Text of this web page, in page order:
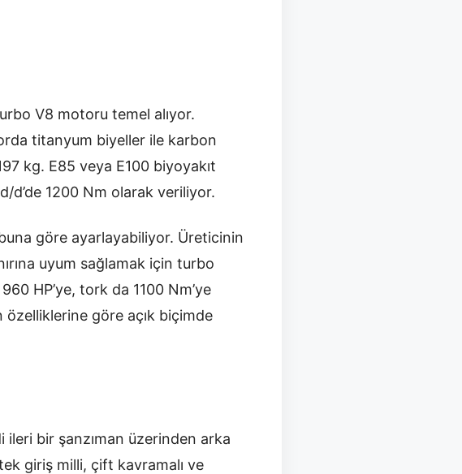
V8 motoru temel alıyor.
titanyum biyeller ile karbon
kg. E85 veya E100 biyoyakıt
d’de 1200 Nm olarak veriliyor.
buna göre ayarlayabiliyor. Üreticinin
uyum sağlamak için turbo
HP’ye, tork da 1100 Nm’ye
özelliklerine göre açık biçimde
ileri bir şanzıman üzerinden arka
giriş milli, çift kavramalı ve